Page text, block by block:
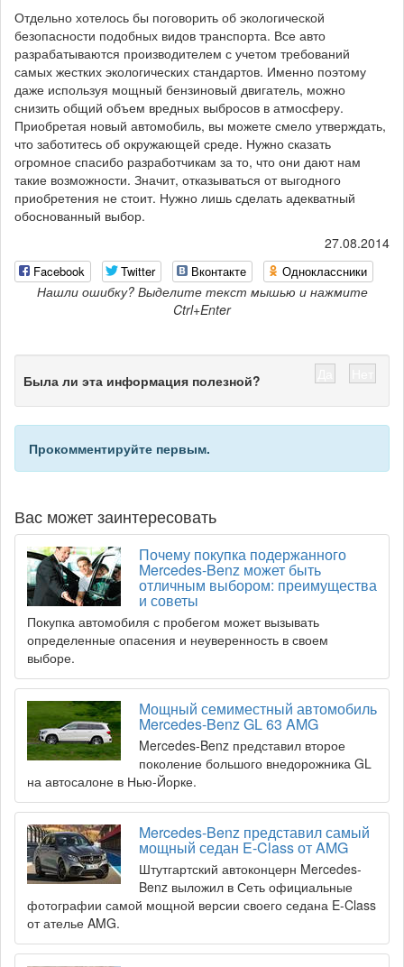
Отдельно хотелось бы поговорить об экологической
безопасности подобных видов транспорта. Все авто
разрабатываются производителем с учетом требований
самых жестких экологических стандартов. Именно поэтому
даже используя мощный бензиновый двигатель, можно
снизить общий объем вредных выбросов в атмосферу.
Приобретая новый автомобиль, вы можете смело утверждать,
что заботитесь об окружающей среде. Нужно сказать
огромное спасибо разработчикам за то, что они дают нам
такие возможности. Значит, отказываться от выгодного
приобретения не стоит. Нужно лишь сделать адекватный
обоснованный выбор.
27.08.2014
Facebook Twitter Вконтакте Одноклассники
Нашли ошибку? Выделите текст мышью и нажмите
Ctrl+Enter
Была ли эта информация полезной?
Прокомментируйте первым.
Вас может заинтересовать
Почему покупка подержанного
Mercedes-Benz может быть
отличным выбором: преимущества
и советы
Покупка автомобиля с пробегом может вызывать
определенные опасения и неуверенность в своем
выборе.
Мощный семиместный автомобиль
Mercedes-Benz GL 63 AMG
Mercedes-Benz представил второе
поколение большого внедорожника GL
на автосалоне в Нью-Йорке.
Mercedes-Benz представил самый
мощный седан E-Class от AMG
Штутгартский автоконцерн Mercedes-
Benz выложил в Сеть официальные
фотографии самой мощной версии своего седана E-Class
от ателье AMG.